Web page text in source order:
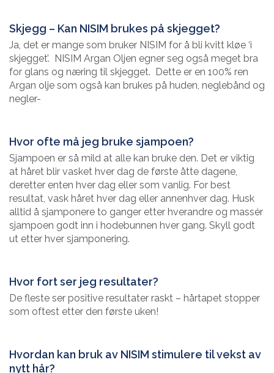
Skjegg – Kan NISIM brukes på skjegget?
Ja, det er mange som bruker NISIM for å bli kvitt kløe ‘i
skjegget’. NISIM Argan Oljen egner seg også meget bra
for glans og næring til skjegget. Dette er en 100% ren
Argan olje som også kan brukes på huden, neglebånd og
negler-
Hvor ofte må jeg bruke sjampoen?
Sjampoen er så mild at alle kan bruke den. Det er viktig
at håret blir vasket hver dag de første åtte dagene,
deretter enten hver dag eller som vanlig. For best
resultat, vask håret hver dag eller annenhver dag. Husk
alltid å sjamponere to ganger etter hverandre og massér
sjampoen godt inn i hodebunnen hver gang. Skyll godt
ut etter hver sjamponering.
Hvor fort ser jeg resultater?
De fleste ser positive resultater raskt – hårtapet stopper
som oftest etter den første uken!
Hvordan kan bruk av NISIM stimulere til vekst av
nytt hår?